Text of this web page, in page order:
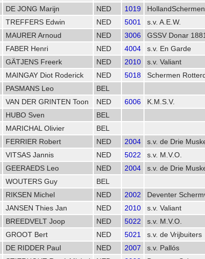
DE JONG Marijn NED 1019
HollandSchermen
TREFFERS Edwin NED 5001
s.v. A.E.W.
MAURER Arnoud NED 3006
GSSV Donar 1881
FABER Henri NED 4004
s.v. En Garde
GÄTJENS Freerk NED 2010
s.v. Valiant
MAINGAY Diot Roderick NED 5018
Schermen
PASMANS Leo
BEL
VAN DER GRINTEN Toon NED 6006
K.M.S.V.
HUBO Sven
BEL
MARICHAL Olivier
BEL
FERRIER Robert NED 2004
s.v. de Drie
VITSAS Jannis NED 5022
s.v. M.V.O.
GEERAEDS Leo NED 2004
s.v. de Drie
WOUTERS Guy
BEL
RIKSEN Michel NED 2002
Deventer
JANSEN Thies Jan NED 2010
s.v. Valiant
BREEDVELT Joop NED 5022
s.v. M.V.O.
GROOT Bert NED 5021
s.v. de Vrijbuiters
DE RIDDER Paul NED 2007
s.v. Pallós